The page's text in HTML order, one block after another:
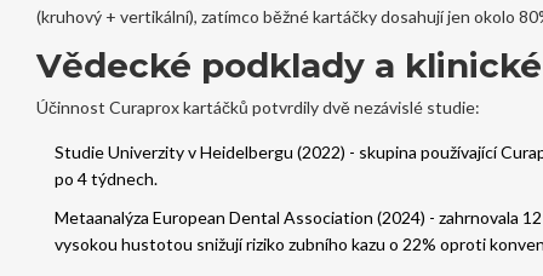
(kruhový + vertikální), zatímco běžné kartáčky dosahují jen okolo
Vědecké podklady a
Účinnost Curaprox kartáčků potvrdily dvě nezávislé studie:
Studie Univerzity v Heidelbergu (2022) - skupina používající
po 4 týdnech.
Metaanalýza European Dental Association (2024) - zahrnovala
vysokou hustotou snižují riziko zubního kazu o 22% oproti